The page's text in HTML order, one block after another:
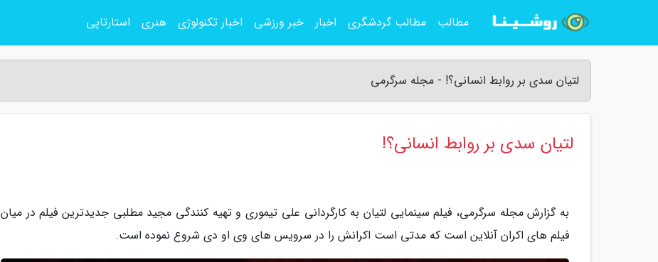
لتیان سدی بر روابط انسانی؟! - مجله سرگرمی
لتیان سدی بر روابط انسانی؟!
به گزارش مجله سرگرمی، فیلم سینمایی لتیان به کارگردانی علی تیموری و تهیه کنندگی مجید مطلبی جدیدترین فیلم در میان
فیلم های اکران آنلاین است که مدتی است اکرانش را در سرویس های وی او دی شروع نموده است.
مطالب مطالب گردشگری اخبار خبر ورزشی اخبار تکنولوژی هنری استارتاپی